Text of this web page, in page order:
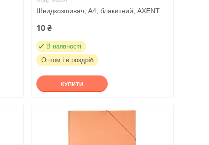
Швидкозшивач, А4, блакитний, AXENT
10 ₴
В наявності
Оптом і в роздріб
КУПИТИ